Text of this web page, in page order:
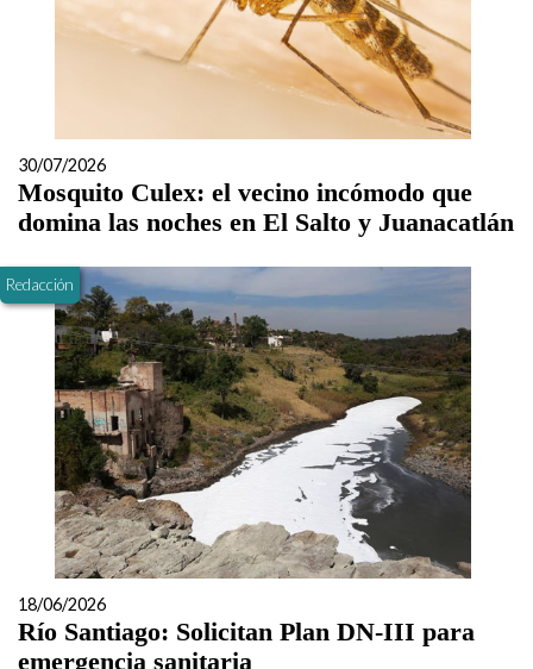
30/07/2026
Mosquito Culex: el vecino incómodo que
domina las noches en El Salto y Juanacatlán
Redacción
18/06/2026
Río Santiago: Solicitan Plan DN-III para
emergencia sanitaria